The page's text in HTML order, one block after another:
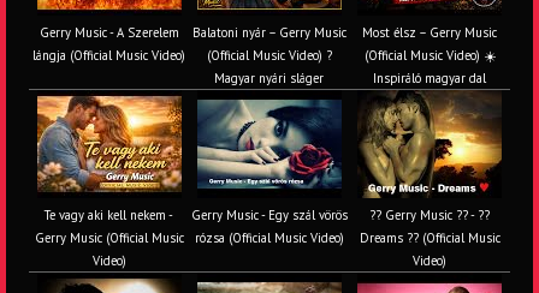
Gerry Music - A Szerelem
lángja (Official Music Video)
Balatoni nyár – Gerry Music
(Official Music Video) ?
Magyar nyári sláger
Most élsz – Gerry Music
(Official Music Video) ☀️
Inspiráló magyar dal
Te vagy aki kell nekem -
Gerry Music (Official Music
Video)
Gerry Music - Egy szál vörös
rózsa (Official Music Video)
?? Gerry Music ?? - ??
Dreams ?? (Official Music
Video)